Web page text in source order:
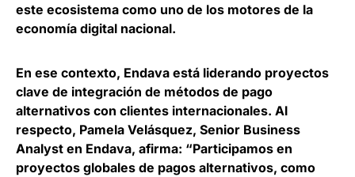
este ecosistema como uno de los motores de la
economía digital nacional.
En ese contexto, Endava está liderando proyectos
clave de integración de métodos de pago
alternativos con clientes internacionales. Al
respecto, Pamela Velásquez, Senior Business
Analyst en Endava, afirma: “Participamos en
proyectos globales de pagos alternativos, como